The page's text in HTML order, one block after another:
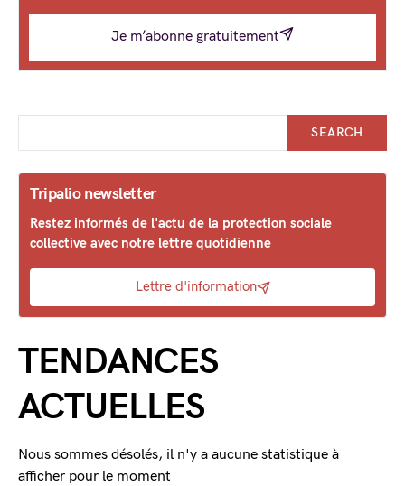
Je m’abonne gratuitement
SEARCH
Tripalio newsletter
Restez informés de l'actu de la protection sociale
collective avec notre lettre quotidienne
Lettre d'information
TENDANCES
ACTUELLES
Nous sommes désolés, il n'y a aucune statistique à
afficher pour le moment